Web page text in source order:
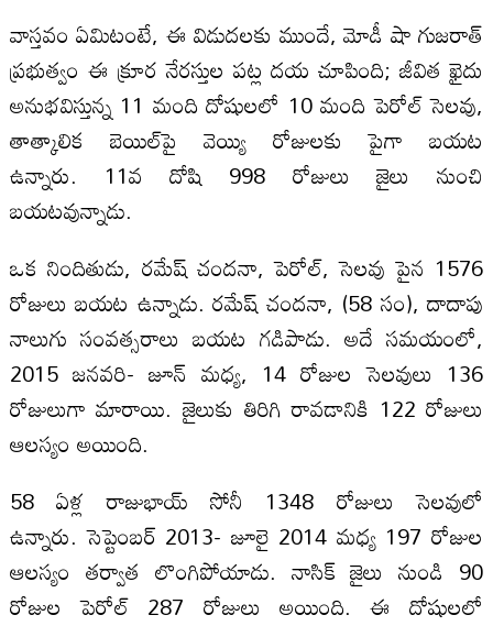
వాస్తవం ఏమిటంటే, ఈ విడుదలకు ముందే, మోడీ షా గుజరాత్
ప్రభుత్వం ఈ క్రూర నేరస్తుల పట్ల దయ చూపింది; జీవిత ఖైదు
అనుభవిస్తున్న 11 మంది దోషులలో 10 మంది పెరోల్ సెలవు,
తాత్కాలిక బెయిల్‌పై వెయ్యి రోజులకు పైగా బయట
ఉన్నారు. 11వ దోషి 998 రోజులు జైలు నుంచి
బయటవున్నాడు.
ఒక నిందితుడు, రమేష్ చందనా, పెరోల్‌, సెలవు పైన 1576
రోజులు బయట ఉన్నాడు. రమేష్ చందనా, (58 సం), దాదాపు
నాలుగు సంవత్సరాలు బయట గడిపాడు. అదే సమయంలో,
2015 జనవరి- జూన్ మధ్య, 14 రోజుల సెలవులు 136
రోజులుగా మారాయి. జైలుకు తిరిగి రావడానికి 122 రోజులు
ఆలస్యం అయింది.
58 ఏళ్ల రాజుభాయ్ సోనీ 1348 రోజులు సెలవులో
ఉన్నారు. సెప్టెంబర్ 2013- జూలై 2014 మధ్య 197 రోజుల
ఆలస్యం తర్వాత లొంగిపోయాడు. నాసిక్ జైలు నుండి 90
రోజుల పెరోల్ 287 రోజులు అయింది. ఈ దోషులలో